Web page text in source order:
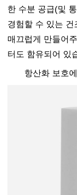
한 수분 공급(및
경험할 수 있는
매끄럽게 만들어
터도 함유되어 있
항산화 보호